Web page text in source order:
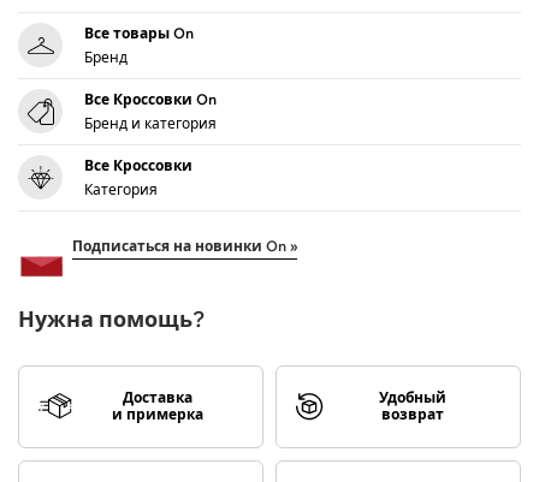
Все товары On
Бренд
Все Кроссовки On
Бренд и категория
Все Кроссовки
Категория
Подписаться на новинки On »
Нужна помощь?
Доставка
и примерка
Удобный
возврат